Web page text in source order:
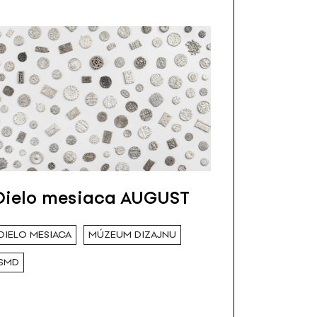
mesiaca AUGUST
MESIACA MÚZEUM DIZAJNU